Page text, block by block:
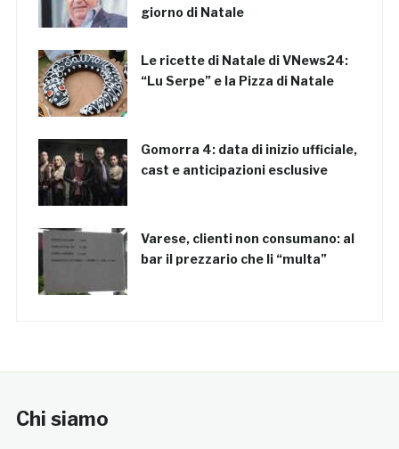
giorno di Natale
Le ricette di Natale di VNews24:
“Lu Serpe” e la Pizza di Natale
Gomorra 4: data di inizio ufficiale,
cast e anticipazioni esclusive
Varese, clienti non consumano: al
bar il prezzario che li “multa”
Chi siamo